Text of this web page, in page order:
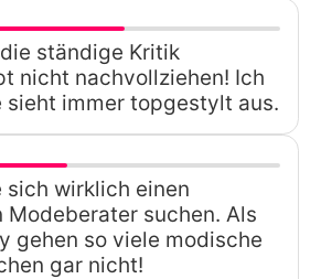
ständige Kritik
nicht nachvollziehen! Ich
sieht immer topgestylt aus.
sich wirklich einen
Modeberater suchen. Als
gehen so viele modische
gar nicht!